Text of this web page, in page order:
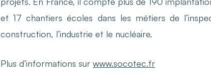
et 17 chantiers écoles dans les métiers de
construction, l’industrie et le nucléaire.
Plus d’informations surwww.socotec.fr